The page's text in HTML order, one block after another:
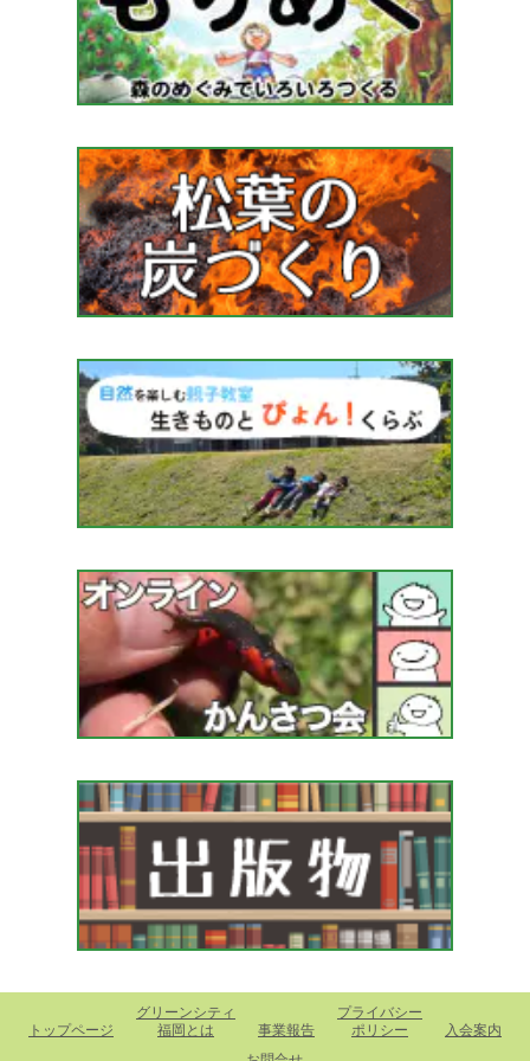
トップページ
グリーンシティ
福岡とは
事業報告
プライバシー
ポリシー
入会案内